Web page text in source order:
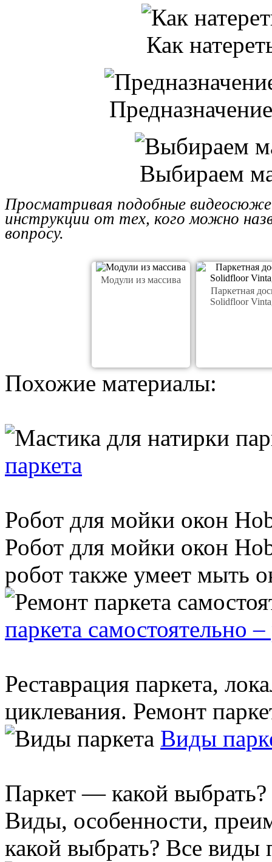
Как
Выбираем
Просматривая подобные
инструкции от тех, кого можно
вопросу.
Модули из массива
Паркетная
Solidfloor
Похожие материалы:
паркета
Робот для мойки окон
Робот для мойки окон
робот также умеет мыть
паркета самостоятельно
Реставрация паркета,
циклевания. Ремонт
Виды
Паркет — какой
Виды, особенности,
какой выбрать? Все виды